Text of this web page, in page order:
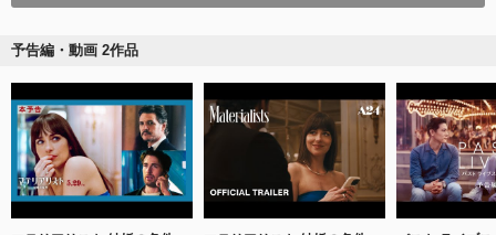
予告編・動画 2作品